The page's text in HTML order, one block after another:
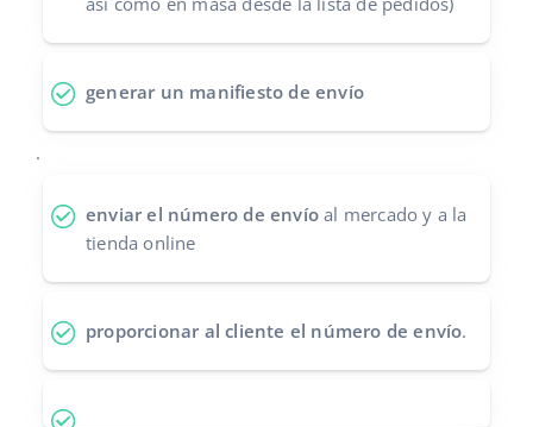
Calculadora de beneficios
Cooperación y socios
Contáctanos
Français
Italiano
português (BR)
generar un manifiesto de envío
.
enviar el número de envío al mercado y a la
tienda online
proporcionar al cliente el número de envío.